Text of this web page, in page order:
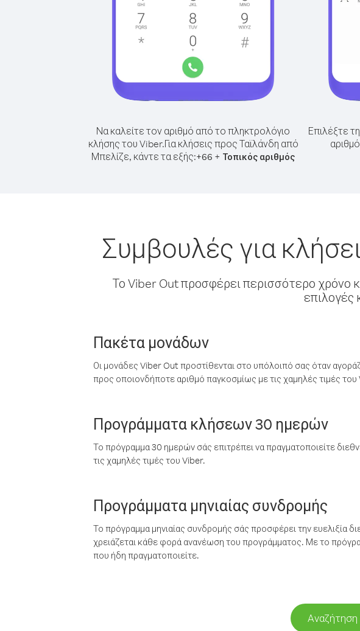
Να καλείτε τον αριθμό από το πληκτρολόγιο
κλήσης του Viber.Για κλήσεις προς Ταϊλάνδη από
Μπελίζε, κάντε τα εξής:+66 + Τοπικός αριθμός
Επιλέξτε
Συμβουλές για
Το Viber Out προσφέρει περισσότερο χρόνο
Πακέτα μονάδων
Οι μονάδες Viber Out προστίθενται στο υπόλοιπό σας όταν
προς οποιονδήποτε αριθμό παγκοσμίως με τις χαμηλές τιμές του
Προγράμματα κλήσεων 30 ημερών
Το πρόγραμμα 30 ημερών σάς επιτρέπει να πραγματοποιείτε
τις χαμηλές τιμές του Viber.
Προγράμματα μηνιαίας συνδρομής
Το πρόγραμμα μηνιαίας συνδρομής σάς προσφέρει την ευελιξία
χρειάζεται κάθε φορά ανανέωση του προγράμματος. Με το
που ήδη πραγματοποιείτε.
Αναζήτηση